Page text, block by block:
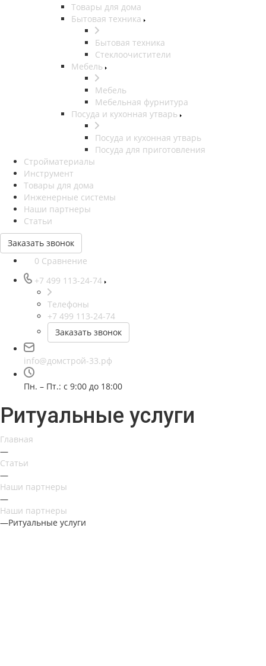
Товары для дома
Бытовая техника
Бытовая техника
Стеклоочистители
Мебель
Мебель
Мебельная фурнитура
Посуда и кухонная утварь
Посуда и кухонная утварь
Посуда для приготовления
Стройматериалы
Инструмент
Товары для дома
Инженерные системы
Наши партнеры
Статьи
Заказать звонок
0 Сравнение
+7 499 113-24-74
Телефоны
+7 499 113-24-74
Заказать звонок
info@домстрой-33.рф
Пн. – Пт.: с 9:00 до 18:00
Ритуальные услуги
Главная
—
Статьи
—
Наши партнеры
—
Наши партнеры
—Ритуальные услуги